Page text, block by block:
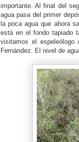
importante. Al final del
agua pasa del primer
la poca agua que ahora
está en el fondo tapiado
visitamos el espeleólogo
Fernández. El nivel de